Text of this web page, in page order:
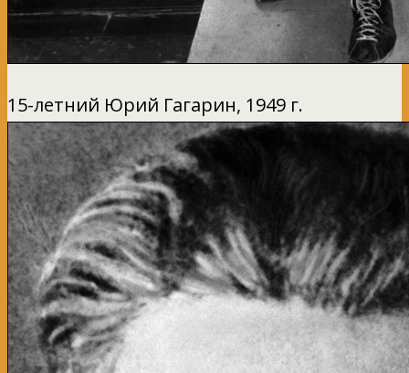
15-летний Юрий Гагарин, 1949 г.